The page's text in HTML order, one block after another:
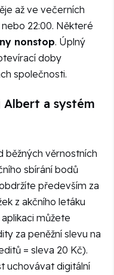
až ve večerních
22:00. Některé
nonstop. Úplný
doby
společnosti.
Albert a systém
běžných věrnostních
sbírání bodů
především za
z akčního letáku
můžete
za peněžní slevu na
= sleva 20 Kč).
uchovávat digitální